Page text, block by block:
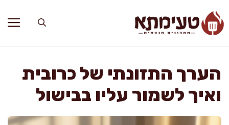
לתוכן
הערך התזונתי של כרובית
ואיך לשמור עליו בבישול